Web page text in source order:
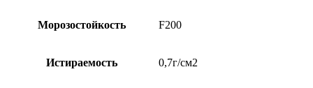
Морозостойкость F200
Истираемость 0,7г/см2